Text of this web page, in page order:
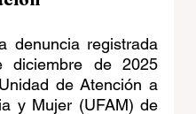
denuncia registrada
de 2025
de Atención a
y Mujer (UFAM) de